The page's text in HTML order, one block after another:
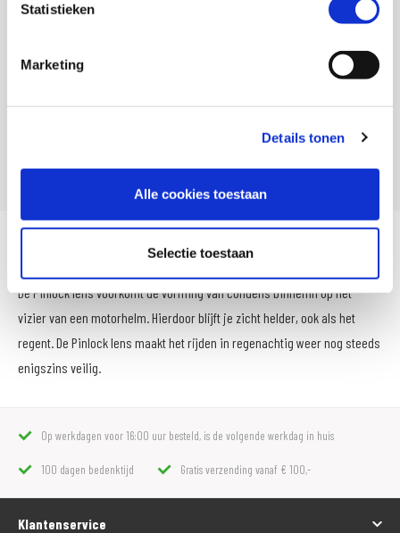
Statistieken
Marketing
Details tonen
Alle cookies toestaan
Selectie toestaan
Artikelnummer
HJC Pinlock Lens 120 HJC RPHA 90
De Pinlock lens voorkomt de vorming van condens binnenin op het
vizier van een motorhelm. Hierdoor blijft je zicht helder, ook als het
regent. De Pinlock lens maakt het rijden in regenachtig weer nog steeds
enigszins veilig.
Op werkdagen voor 16:00 uur besteld, is de volgende werkdag in huis
100 dagen bedenktijd Gratis verzending vanaf € 100,-
Klantenservice